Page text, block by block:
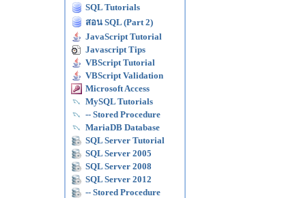
SQL Tutorials
สอน SQL (Part 2)
JavaScript Tutorial
Javascript Tips
VBScript Tutorial
VBScript Validation
Microsoft Access
MySQL Tutorials
-- Stored Procedure
MariaDB Database
SQL Server Tutorial
SQL Server 2005
SQL Server 2008
SQL Server 2012
-- Stored Procedure